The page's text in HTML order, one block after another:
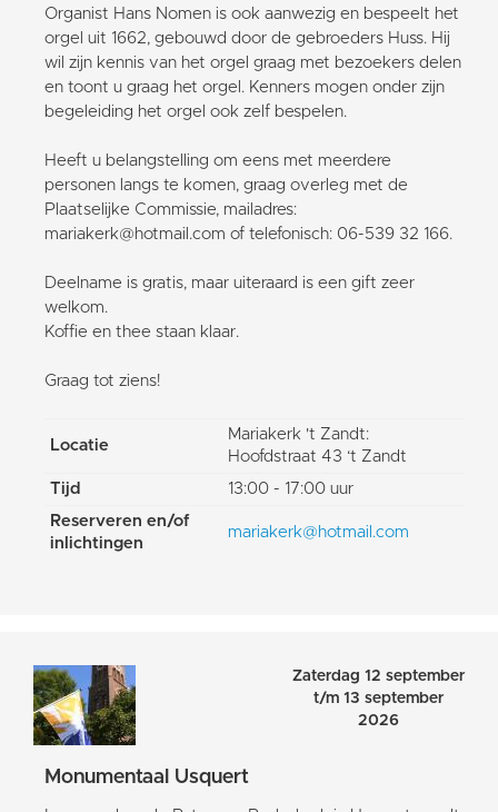
Organist Hans Nomen is ook aanwezig en bespeelt het
orgel uit 1662, gebouwd door de gebroeders Huss. Hij
wil zijn kennis van het orgel graag met bezoekers delen
en toont u graag het orgel. Kenners mogen onder zijn
begeleiding het orgel ook zelf bespelen.
Heeft u belangstelling om eens met meerdere
personen langs te komen, graag overleg met de
Plaatselijke Commissie, mailadres:
mariakerk@hotmail.com of telefonisch: 06-539 32 166.
Deelname is gratis, maar uiteraard is een gift zeer
welkom.
Koffie en thee staan klaar.
Graag tot ziens!
Locatie
Mariakerk 't Zandt:
Hoofdstraat 43 ‘t Zandt
Tijd
13:00 - 17:00 uur
Reserveren en/of
inlichtingen
mariakerk@hotmail.com
Zaterdag 12 september
t/m 13 september
2026
Monumentaal Usquert